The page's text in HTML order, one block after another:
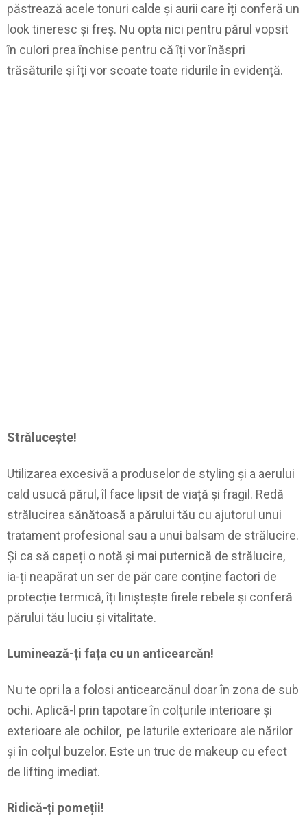
păstrează acele tonuri calde și aurii care îți conferă un
look tineresc și freș. Nu opta nici pentru părul vopsit
în culori prea închise pentru că îți vor înăspri
trăsăturile și îți vor scoate toate ridurile în evidență.
Strălucește!
Utilizarea excesivă a produselor de styling și a aerului
cald usucă părul, îl face lipsit de viață și fragil. Redă
strălucirea sănătoasă a părului tău cu ajutorul unui
tratament profesional sau a unui balsam de strălucire.
Și ca să capeți o notă și mai puternică de strălucire,
ia-ți neapărat un ser de păr care conține factori de
protecție termică, îți liniștește firele rebele și conferă
părului tău luciu și vitalitate.
Luminează-ți fața cu un anticearcăn!
Nu te opri la a folosi anticearcănul doar în zona de sub
ochi. Aplică-l prin tapotare în colțurile interioare și
exterioare ale ochilor, pe laturile exterioare ale nărilor
și în colțul buzelor. Este un truc de makeup cu efect
de lifting imediat.
Ridică-ți pomeții!